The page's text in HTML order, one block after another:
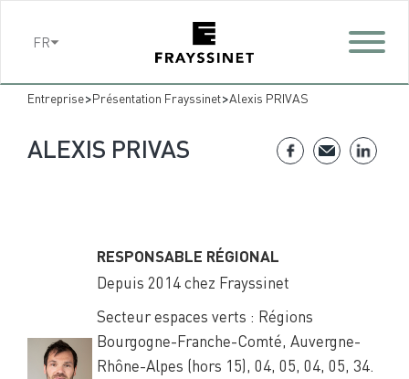
FR
Entreprise>Présentation Frayssinet>Alexis PRIVAS
ALEXIS PRIVAS
RESPONSABLE RÉGIONAL
Depuis 2014 chez Frayssinet
Secteur espaces verts : Régions
Bourgogne-Franche-Comté, Auvergne-
Rhône-Alpes (hors 15), 04, 05, 04, 05, 34.